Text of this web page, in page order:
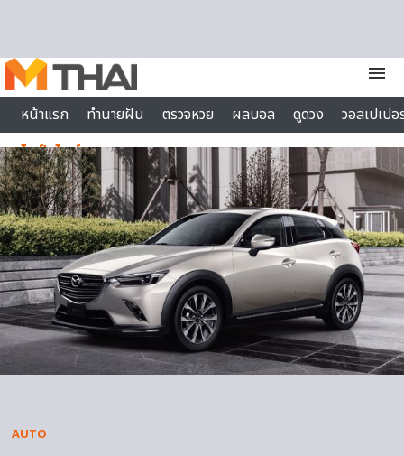
menu
หน้าแรก
ทำนายฝัน ตรวจหวย ผลบอล ดูดวง
วอลเปเป
ไลฟ์สไตล์
AUTO